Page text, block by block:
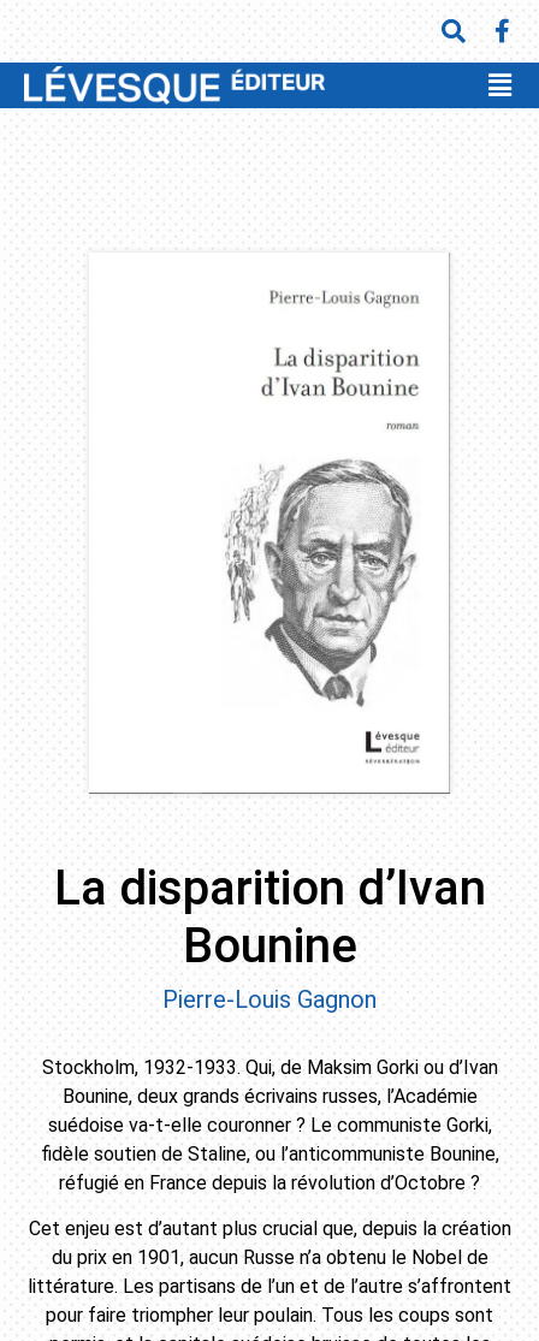
La disparition d’Ivan
Bounine
Pierre-Louis Gagnon
Stockholm, 1932-1933. Qui, de Maksim Gorki ou d’Ivan
Bounine, deux grands écrivains russes, l’Académie
suédoise va-t-elle couronner ? Le communiste Gorki,
fidèle soutien de Staline, ou l’anticommuniste Bounine,
réfugié en France depuis la révolution d’Octobre ?
Cet enjeu est d’autant plus crucial que, depuis la création
du prix en 1901, aucun Russe n’a obtenu le Nobel de
littérature. Les partisans de l’un et de l’autre s’affrontent
pour faire triompher leur poulain. Tous les coups sont